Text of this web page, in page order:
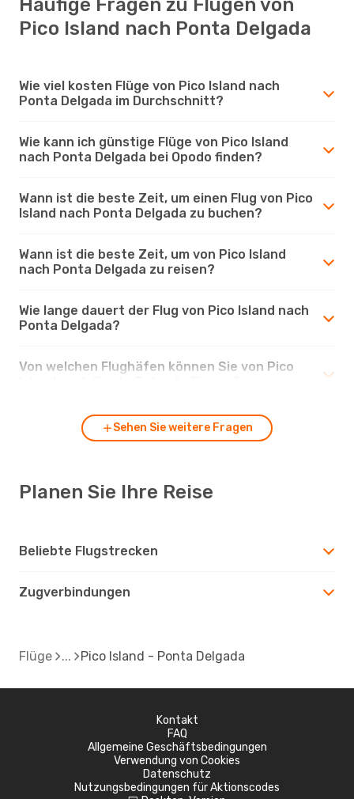
Häufige Fragen zu Flügen von
Pico Island nach Ponta Delgada
Wie viel kosten Flüge von Pico Island nach
Ponta Delgada im Durchschnitt?
Wie kann ich günstige Flüge von Pico Island
nach Ponta Delgada bei Opodo finden?
Wann ist die beste Zeit, um einen Flug von Pico
Island nach Ponta Delgada zu buchen?
Wann ist die beste Zeit, um von Pico Island
nach Ponta Delgada zu reisen?
Wie lange dauert der Flug von Pico Island nach
Ponta Delgada?
Von welchen Flughäfen können Sie von Pico
Sehen Sie weitere Fragen
Planen Sie Ihre Reise
Beliebte Flugstrecken
Zugverbindungen
Flüge Pico Island - Ponta Delgada
Kontakt
FAQ
Allgemeine Geschäftsbedingungen
Verwendung von Cookies
Datenschutz
Nutzungsbedingungen für Aktionscodes